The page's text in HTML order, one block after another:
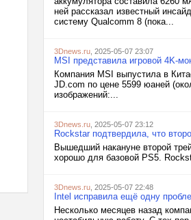
ней рассказал известный
систему Qualcomm 8 (пока...
3Dnews.ru , 2025-05-07 23:07
MSI представила игровой 4K-
Компания MSI выпустила в
JD.com по цене 5599 юаней
изображений:...
3Dnews.ru , 2025-05-07 23:12
Rockstar подтвердила, что
Вышедший накануне второй
хорошо для базовой PS5.
3Dnews.ru , 2025-05-07 22:48
Intel исправила ещё одну
Несколько месяцев назад